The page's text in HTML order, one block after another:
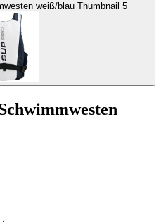
Baltic SUP Pro 50N Schwimmwesten weiß/blau Thumbnail 5